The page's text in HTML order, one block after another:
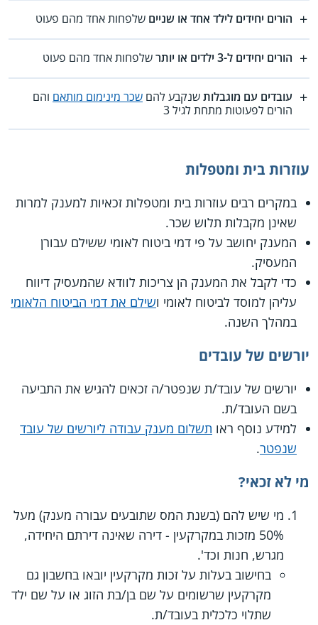
הורים יחידים לילד אחד או שניים שלפחות אחד מהם פעוט
הורים יחידים ל-3 ילדים או יותר שלפחות אחד מהם פעוט
עובדים עם מוגבלותשנקבע להם שכר מינימום מותאם והם
הורים לפעוטות מתחת לגיל 3
עוזרות בית ומטפלות
במקרים רבים עוזרות בית ומטפלות זכאיות למענק למרות
שאינן מקבלות תלוש שכר.
המענק יחושב על פי דמי ביטוח לאומי ששילם עבורן
המעסיק.
כדי לקבל את המענק הן צריכות לוודא שהמעסיק דיווח
עליהן למוסד לביטוח לאומי ושילם את דמי הביטוח הלאומי
במהלך השנה.
יורשים של עובדים
יורשים של עובד/ת שנפטר/ה זכאים להגיש את התביעה
בשם העובד/ת.
למידע נוסף ראו תשלום מענק עבודה ליורשים של עובד
שנפטר.
מי לא זכאי?
מי שיש להם (בשנת המס שתובעים עבורה מענק) מעל
50% מזכות במקרקעין - דירה שאינה דירתם היחידה,
מגרש, חנות וכד'.
בחישוב בעלות על זכות מקרקעין יובאו בחשבון גם
מקרקעין שרשומים על שם בן/בת הזוג או על שם ילד
שתלוי כלכלית בעובד/ת.